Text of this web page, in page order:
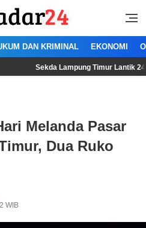
Bersuara
DAN KRIMINAL EKONOMI
Lampung Timur Lantik 24 Kepala
Melanda Pasar
Dua Ruko
WIB